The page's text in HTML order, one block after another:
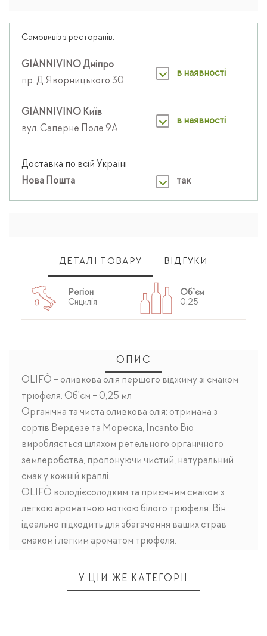
Самовивіз з ресторанів:
GIANNIVINO Дніпро
пр. Д.Яворницького 30
в наявності
GIANNIVINO Київ
вул. Саперне Поле 9А
в наявності
Доставка по всій Україні
Нова Пошта
так
ДЕТАЛІ ТОВАРУ ВІДГУКИ
Регіон
Сицилія
Об`єм
0,25
ОПИС
OLIFÒ - оливкова олія першого віджиму зі смаком
трюфеля. Об'єм - 0,25 мл
Органічна та чиста оливкова олія: отримана з
сортів Вердезе та Мореска, Incanto Bio
виробляється шляхом ретельного органічного
землеробства, пропонуючи чистий, натуральний
смак у кожній краплі.
OLIFÒ володієсолодким та приємним смаком з
легкою ароматною ноткою білого трюфеля. Він
ідеально підходить для збагачення ваших страв
смаком і легким ароматом трюфеля.
У ЦІЙ ЖЕ КАТЕГОРІЇ